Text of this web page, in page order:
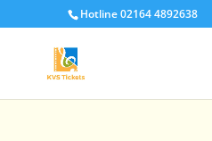
Hotline 02164 4892638